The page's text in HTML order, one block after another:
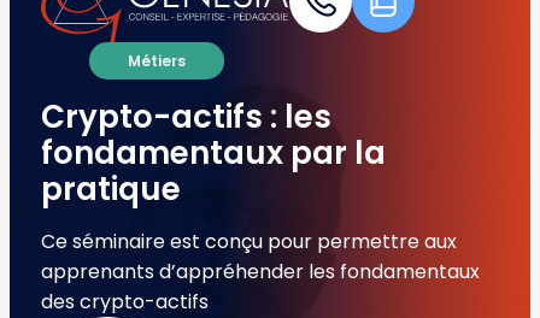
Métiers
Crypto-actifs : les
fondamentaux par la
pratique
Ce séminaire est conçu pour permettre aux
apprenants d’appréhender les fondamentaux
des crypto-actifs